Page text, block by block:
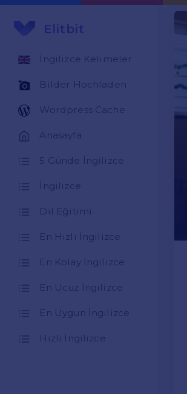
Elitbit
İngilizce Kelimeler
Bilder Hochladen
Wordpress Cache
Anasayfa
5 Günde İngilizce
İngilizce
Dil Eğitimi
En Hızlı İngilizce
En Kolay İngilizce
En Ucuz İngilizce
En Uygun İngilizce
Hızlı İngilizce